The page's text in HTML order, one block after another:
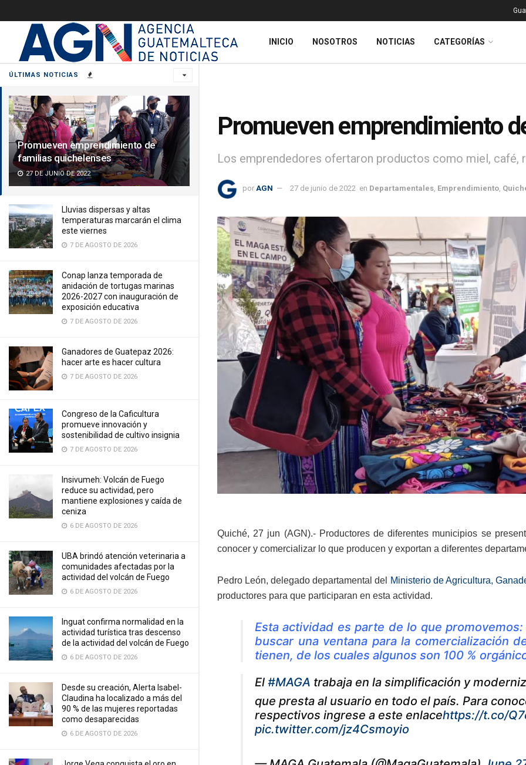
ÚLTIMAS NOTICIAS
Promueven emprendimiento de
familias quichelenses
27 DE JUNIO DE 2022
Lluvias dispersas y altas
temperaturas marcarán el clima
este viernes
7 DE AGOSTO DE 2026
Conap lanza temporada de
anidación de tortugas marinas
2026-2027 con inauguración de
exposición educativa
7 DE AGOSTO DE 2026
Ganadores de Guatepaz 2026:
hacer arte es hacer cultura
7 DE AGOSTO DE 2026
Congreso de la Caficultura
promueve innovación y
sostenibilidad de cultivo insignia
7 DE AGOSTO DE 2026
Insivumeh: Volcán de Fuego
reduce su actividad, pero
mantiene explosiones y caída de
ceniza
6 DE AGOSTO DE 2026
UBA brindó atención veterinaria a
comunidades afectadas por la
actividad del volcán de Fuego
6 DE AGOSTO DE 2026
Inguat confirma normalidad en la
actividad turística tras descenso
de la actividad del volcán de Fuego
6 DE AGOSTO DE 2026
Desde su creación, Alerta Isabel-
Claudina ha localizado a más del
90 % de las mujeres reportadas
como desaparecidas
6 DE AGOSTO DE 2026
INICIO NOSOTROS NOTICIAS CATEGORÍAS
Promueven emprendimiento
Los emprendedores ofertaron productos como miel, café,
por AGN 27 de junio de 2022 en Departamentales Emprendimiento
Quiché, 27 jun (AGN).- Productores de diferentes municipios se
conocer y comercializar lo que producen y exportan a diferentes
Pedro León, delegado departamental del
Ministerio de Agricultura,
productores para que participaran en esta actividad.
Esta actividad es parte de lo que
buscar una ventana para la comercialización
tienen, de los cuales algunos son 100 %
El #MAGA trabaja en la simplificación y
que presta al usuario en todo el país. Para
respectivos ingrese a este enlacehttps://t.co/
pic.twitter.com/jz4Csmoyio